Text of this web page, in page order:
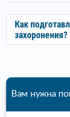
Как
захоронения?
Вам нужна